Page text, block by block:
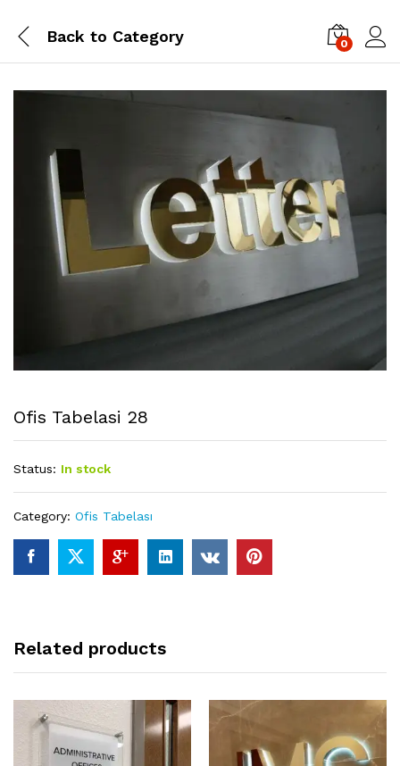
Back to Category 0
Ofis Tabelasi 28
Status: In stock
Category: Ofis Tabelası
Related products